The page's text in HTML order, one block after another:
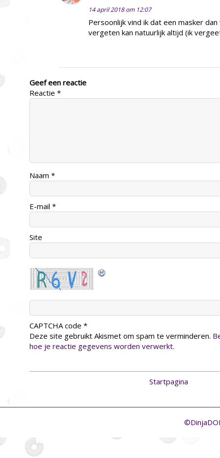
14 april 2018 om 12:07
Persoonlijk vind ik dat een masker
vergeten kan natuurlijk altijd (ik
Geef een reactie
Reactie *
Naam *
E-mail *
Site
CAPTCHA code *
Deze site gebruikt Akismet om spam te verminderen.
hoe je reactie gegevens worden verwerkt.
Startpagina